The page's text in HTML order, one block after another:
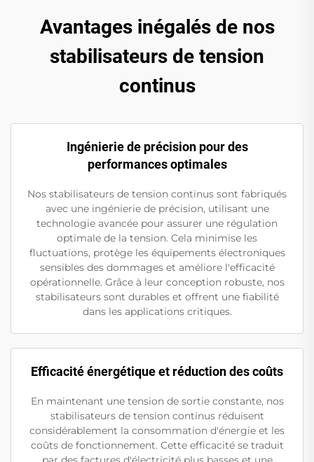
Avantages inégalés de nos
stabilisateurs de tension
continus
Ingénierie de précision pour des
performances optimales
Nos stabilisateurs de tension continus sont fabriqués
avec une ingénierie de précision, utilisant une
technologie avancée pour assurer une régulation
optimale de la tension. Cela minimise les
fluctuations, protège les équipements électroniques
sensibles des dommages et améliore l'efficacité
opérationnelle. Grâce à leur conception robuste, nos
stabilisateurs sont durables et offrent une fiabilité
dans les applications critiques.
Efficacité énergétique et réduction des coûts
En maintenant une tension de sortie constante, nos
stabilisateurs de tension continus réduisent
considérablement la consommation d'énergie et les
coûts de fonctionnement. Cette efficacité se traduit